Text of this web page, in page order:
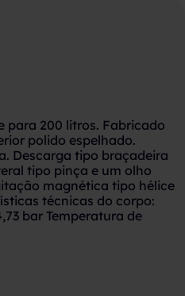
para 200 litros. Fabricado
polido espelhado.
Descarga tipo braçadeira
tipo pinça e um olho
magnética tipo hélice
técnicas do corpo:
bar Temperatura de